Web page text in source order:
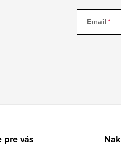
Email
pre vás